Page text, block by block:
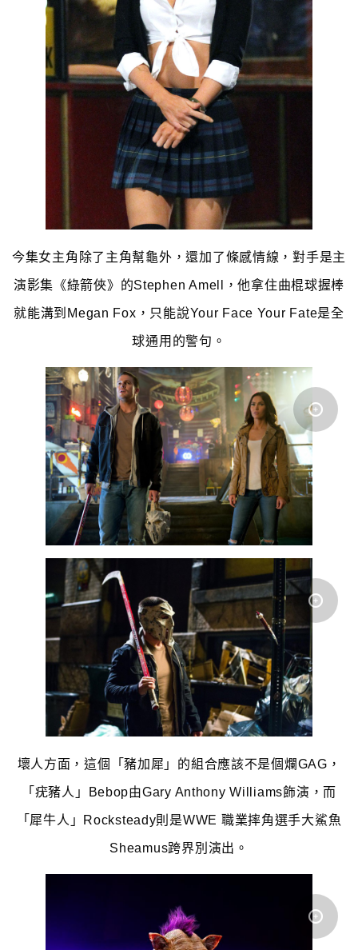
今集女主角除了主角幫龜外，還加了條感情線，對手是主
演影集《綠箭俠》的Stephen Amell，他拿住曲棍球握棒
就能溝到Megan Fox，只能說Your Face Your Fate是全
球通用的警句。
壞人方面，這個「豬加犀」的組合應該不是個爛GAG，
「疣豬人」Bebop由Gary Anthony Williams飾演，而
「犀牛人」Rocksteady則是WWE 職業摔角選手大鯊魚
Sheamus跨界別演出。